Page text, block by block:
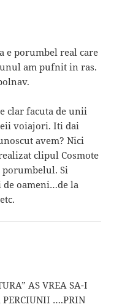
e porumbel real care
am pufnit in ras.
clar facuta de unii
voiajori. Iti dai
avem? Nici
clipul Cosmote
porumbelul. Si
de oameni…de la
AS VREA SA-I
PERCIUNII ….PRIN